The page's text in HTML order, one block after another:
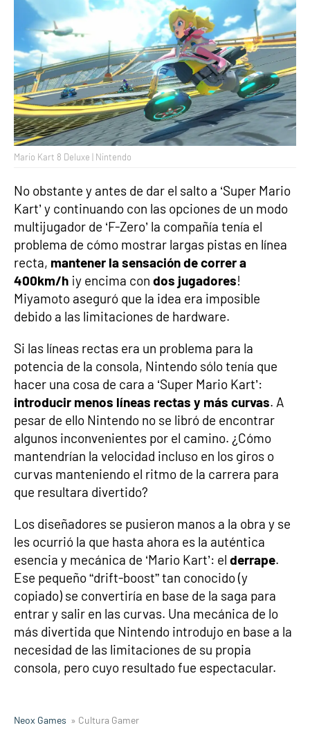
Mario Kart 8 Deluxe | Nintendo
No obstante y antes de dar el salto a ‘Super Mario
Kart’ y continuando con las opciones de un modo
multijugador de ‘F-Zero’ la compañía tenía el
problema de cómo mostrar largas pistas en línea
recta, mantener la sensación de correr a
400km/h ¡y encima con dos jugadores!
Miyamoto aseguró que la idea era imposible
debido a las limitaciones de hardware.
Si las líneas rectas era un problema para la
potencia de la consola, Nintendo sólo tenía que
hacer una cosa de cara a ‘Super Mario Kart’:
introducir menos líneas rectas y más curvas. A
pesar de ello Nintendo no se libró de encontrar
algunos inconvenientes por el camino. ¿Cómo
mantendrían la velocidad incluso en los giros o
curvas manteniendo el ritmo de la carrera para
que resultara divertido?
Los diseñadores se pusieron manos a la obra y se
les ocurrió la que hasta ahora es la auténtica
esencia y mecánica de ‘Mario Kart’: el derrape.
Ese pequeño “drift-boost” tan conocido (y
copiado) se convertiría en base de la saga para
entrar y salir en las curvas. Una mecánica de lo
más divertida que Nintendo introdujo en base a la
necesidad de las limitaciones de su propia
consola, pero cuyo resultado fue espectacular.
Neox Games » Cultura Gamer